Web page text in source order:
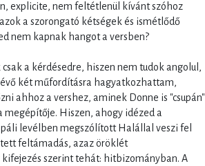
explicite, nem feltétlenül kívánt szóhoz
a szorongató kétségek és ismétlődő
nem kapnak hangot a versben?
a kérdésedre, hiszen nem tudok angolul,
két műfordításra hagyatkozhattam,
ahhoz a vershez, aminek Donne is "csupán"
Hiszen, ahogy idézed a
levélben megszólított Halállal veszi fel
feltámadás, azaz öröklét
szerint tehát: hitbizományban. A